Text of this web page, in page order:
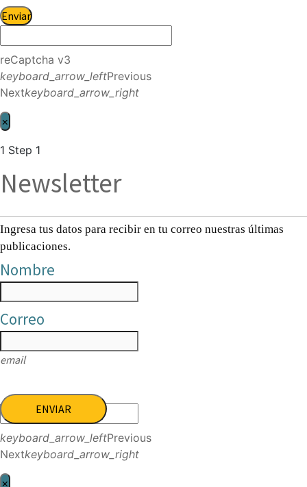
Enviar
reCaptcha v3
keyboard_arrow_leftPrevious
Nextkeyboard_arrow_right
×
1 Step 1
Newsletter
Ingresa tus datos para recibir en tu correo nuestras últimas
publicaciones.
Nombre
Correo
email
ENVIAR
keyboard_arrow_leftPrevious
Nextkeyboard_arrow_right
×